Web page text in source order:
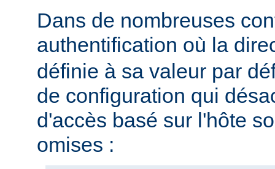
Dans de nombreuses
authentification où la
définie à sa valeur par
de configuration qui
d'accès basé sur l'hôte
omises :